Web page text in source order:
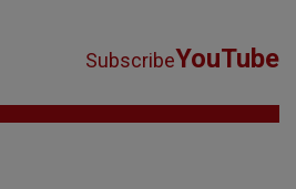
SubscribeYouTube